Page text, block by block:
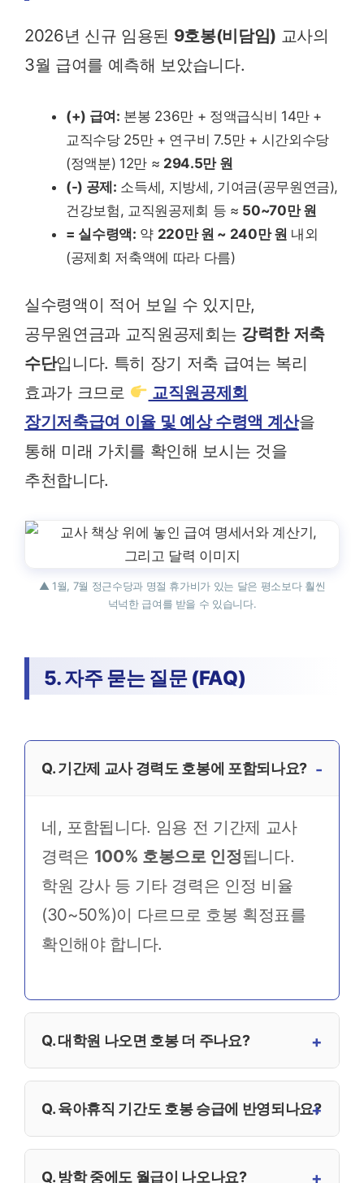
2026년 신규 임용된 9호봉(비담임) 교사의
3월 급여를 예측해 보았습니다.
(+) 급여: 본봉 236만 + 정액급식비 14만 +
교직수당 25만 + 연구비 7.5만 + 시간외수당
(정액분) 12만 ≈ 294.5만 원
(-) 공제: 소득세, 지방세, 기여금(공무원연금),
건강보험, 교직원공제회 등 ≈ 50~70만 원
= 실수령액: 약 220만 원 ~ 240만 원 내외
(공제회 저축액에 따라 다름)
실수령액이 적어 보일 수 있지만,
공무원연금과 교직원공제회는 강력한 저축
수단입니다. 특히 장기 저축 급여는 복리
효과가 크므로
교직원공제회
장기저축급여 이율 및 예상 수령액 계산을
통해 미래 가치를 확인해 보시는 것을
추천합니다.
▲ 1월, 7월 정근수당과 명절 휴가비가 있는 달은 평소보다 훨씬
넉넉한 급여를 받을 수 있습니다.
5. 자주 묻는 질문 (FAQ)
Q. 기간제 교사 경력도 호봉에 포함되나요?
네, 포함됩니다. 임용 전 기간제 교사
경력은 100% 호봉으로 인정됩니다.
학원 강사 등 기타 경력은 인정 비율
(30~50%)이 다르므로 호봉 획정표를
확인해야 합니다.
Q. 대학원 나오면 호봉 더 주나요?
Q. 육아휴직 기간도 호봉 승급에 반영되나요?
Q. 방학 중에도 월급이 나오나요?